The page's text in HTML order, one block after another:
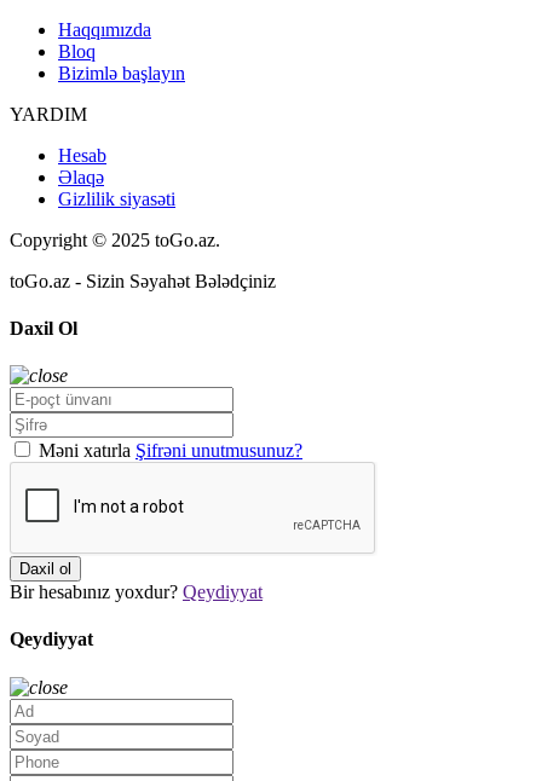
Haqqımızda
Bloq
Bizimlə başlayın
YARDIM
Hesab
Əlaqə
Gizlilik siyasəti
Copyright © 2025 toGo.az.
toGo.az - Sizin Səyahət Bələdçiniz
Daxil Ol
Məni xatırla Şifrəni unutmusunuz?
Daxil ol
Bir hesabınız yoxdur? Qeydiyyat
Qeydiyyat